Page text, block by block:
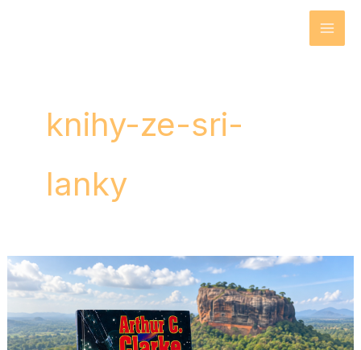
knihy-ze-sri-
lanky
Rajské
fontány